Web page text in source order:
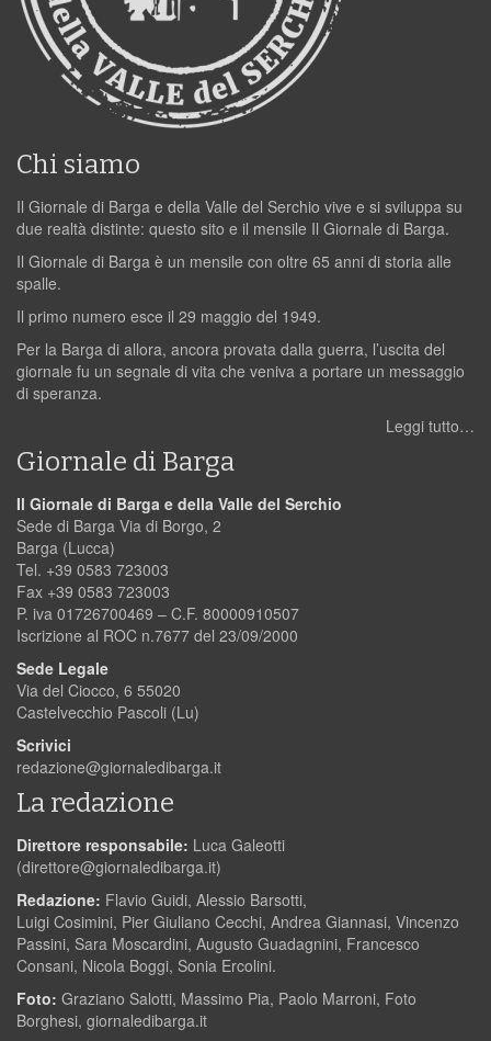
Chi siamo
Il Giornale di Barga e della Valle del Serchio vive e si sviluppa su
due realtà distinte: questo sito e il mensile Il Giornale di Barga.
Il Giornale di Barga è un mensile con oltre 65 anni di storia alle
spalle.
Il primo numero esce il 29 maggio del 1949.
Per la Barga di allora, ancora provata dalla guerra, l’uscita del
giornale fu un segnale di vita che veniva a portare un messaggio
di speranza.
Leggi tutto…
Giornale di Barga
Il Giornale di Barga e della Valle del Serchio
Sede di Barga Via di Borgo, 2
Barga (Lucca)
Tel. +39 0583 723003
Fax +39 0583 723003
P. iva 01726700469 – C.F. 80000910507
Iscrizione al ROC n.7677 del 23/09/2000
Sede Legale
Via del Ciocco, 6 55020
Castelvecchio Pascoli (Lu)
Scrivici
redazione@giornaledibarga.it
La redazione
Direttore responsabile: Luca Galeotti
(direttore@giornaledibarga.it)
Redazione: Flavio Guidi, Alessio Barsotti,
Luigi Cosimini, Pier Giuliano Cecchi, Andrea Giannasi, Vincenzo
Passini, Sara Moscardini, Augusto Guadagnini, Francesco
Consani, Nicola Boggi, Sonia Ercolini.
Foto: Graziano Salotti, Massimo Pia, Paolo Marroni, Foto
Borghesi, giornaledibarga.it